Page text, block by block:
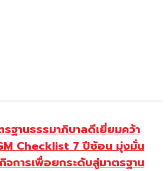
ฐานธรรมาภิบาลดีเยี่ยมคว้า
Checklist 7 ปีซ้อน มุ่งมั่น
การเพื่อยกระดับสู่มาตรฐาน